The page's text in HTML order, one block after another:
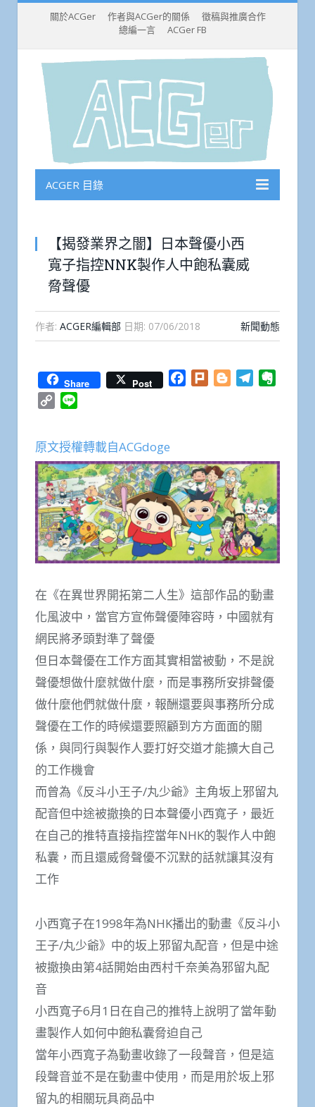
關於ACGer 作者與ACGer的關係
徵稿與推廣合作
總編一言
ACGer FB
ACGER 目錄
【揭發業界之闇】日本聲優小西
寬子指控NNK製作人中飽私囊威
脅聲優
作者: ACGER編輯部 日期: 07/06/2018 新聞動態
Share Post Facebook
Plurk BloggerTelegram
Copy
原文授權轉載自ACGdoge
在《在異世界開拓第二人生》這部作品的動畫
化風波中，當官方宣佈聲優陣容時，中國就有
網民將矛頭對準了聲優
但日本聲優在工作方面其實相當被動，不是說
聲優想做什麼就做什麼，而是事務所安排聲優
做什麼他們就做什麼，報酬還要與事務所分成
聲優在工作的時候還要照顧到方方面面的關
係，與同行與製作人要打好交道才能擴大自己
的工作機會
而曾為《反斗小王子/丸少爺》主角坂上邪留丸
配音但中途被撤換的日本聲優小西寬子，最近
在自己的推特直接指控當年NHK的製作人中飽
私囊，而且還威脅聲優不沉默的話就讓其沒有
工作
小西寬子在1998年為NHK播出的動畫《反斗小
王子/丸少爺》中的坂上邪留丸配音，但是中途
被撤換由第4話開始由西村千奈美為邪留丸配
音
小西寬子6月1日在自己的推特上說明了當年動
畫製作人如何中飽私囊脅迫自己
當年小西寬子為動畫收錄了一段聲音，但是這
段聲音並不是在動畫中使用，而是用於坂上邪
留丸的相關玩具商品中